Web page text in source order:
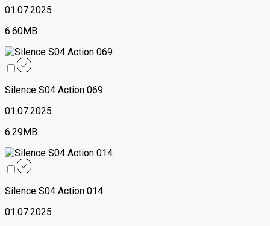
01.07.2025
6.60MB
Silence S04 Action 069
01.07.2025
6.29MB
Silence S04 Action 014
01.07.2025